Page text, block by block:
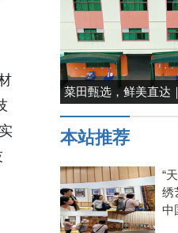
能率日式厨房美学：
温馨，也要未来
本站推荐
“
绣
中